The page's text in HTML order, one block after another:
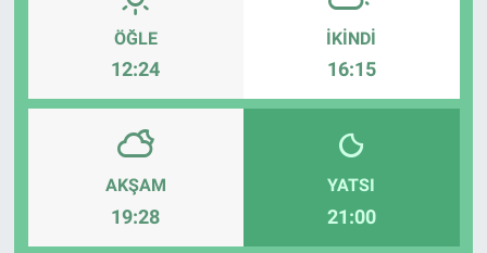
ÖĞLE
12:24
İKINDI
16:15
AKŞAM
19:28
YATSI
21:00